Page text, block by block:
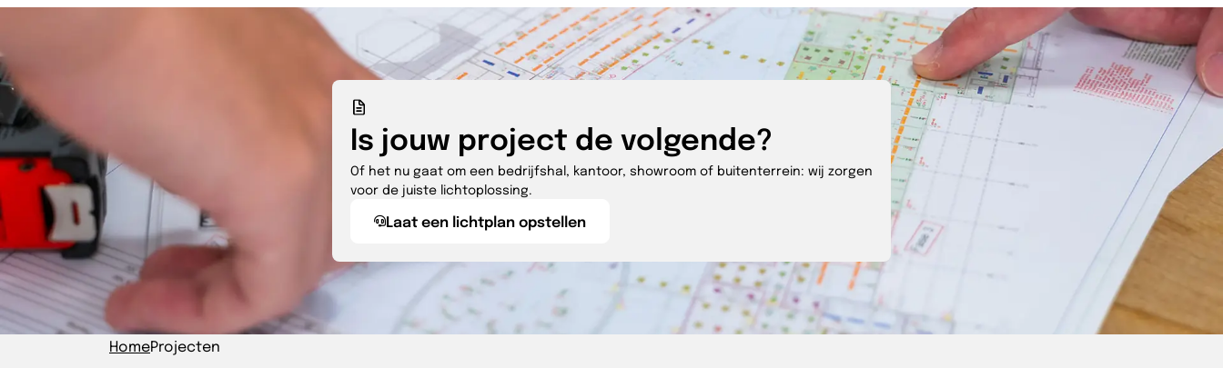
Is jouw project de volgende?
Of het nu gaat om een bedrijfshal, kantoor, showroom of buitenterrein: wij zorgen
voor de juiste lichtoplossing.
Laat een lichtplan opstellen
HomeProjecten